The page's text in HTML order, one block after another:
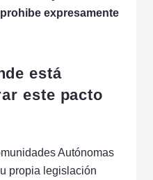
expresamente
está
este pacto
Autónomas
propia legislación